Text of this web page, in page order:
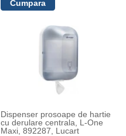
Dispenser prosoape de hartie
cu derulare centrala, L-One
Maxi, 892287, Lucart